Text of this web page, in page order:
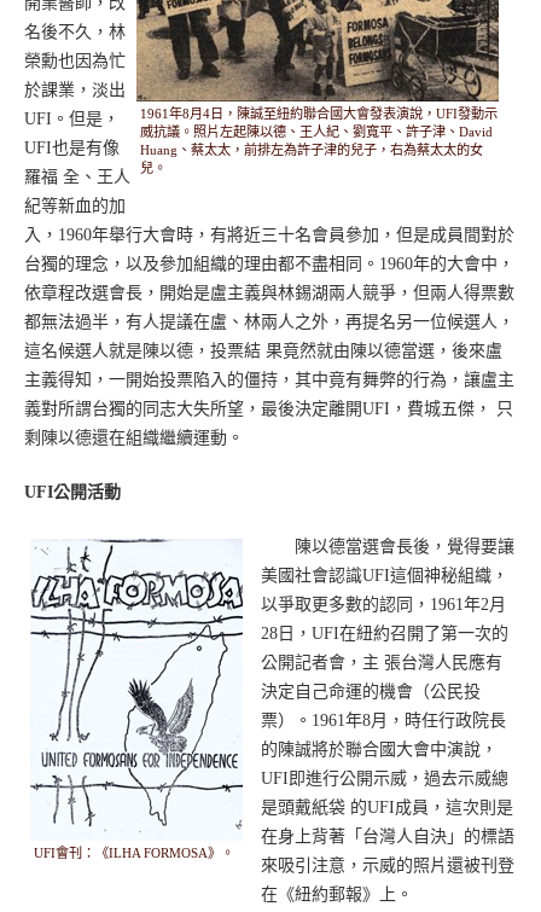
1961年8月4日，陳誠至紐約聯合國大會發表演說，UFI發動示
威抗議。照片左起陳以德、王人紀、劉寬平、許子津、David
Huang、蔡太太，前排左為許子津的兒子，右為蔡太太的女
兒。
名後不久，林
榮勳也因為忙
於課業，淡出
UFI。但是，
UFI也是有像
羅福 全、王人
紀等新血的加
入，1960年舉行大會時，有將近三十名會員參加，但是成員間對於
台獨的理念，以及參加組織的理由都不盡相同。1960年的大會中，
依章程改選會長，開始是盧主義與林錫湖兩人競爭，但兩人得票數
都無法過半，有人提議在盧、林兩人之外，再提名另一位候選人，
這名候選人就是陳以德，投票結 果竟然就由陳以德當選，後來盧
主義得知，一開始投票陷入的僵持，其中竟有舞弊的行為，讓盧主
義對所謂台獨的同志大失所望，最後決定離開UFI，費城五傑， 只
剩陳以德還在組織繼續運動。
UFI公開活動
UFI會刊：《ILHA FORMOSA》。
陳以德當選會長後，覺得要讓
美國社會認識UFI這個神秘組織，
以爭取更多數的認同，1961年2月
28日，UFI在紐約召開了第一次的
公開記者會，主 張台灣人民應有
決定自己命運的機會（公民投
票）。1961年8月，時任行政院長
的陳誠將於聯合國大會中演說，
UFI即進行公開示威，過去示威總
是頭戴紙袋 的UFI成員，這次則是
在身上背著「台灣人自決」的標語
來吸引注意，示威的照片還被刊登
在《紐約郵報》上。